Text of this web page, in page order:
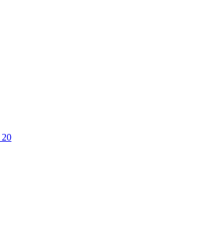
20